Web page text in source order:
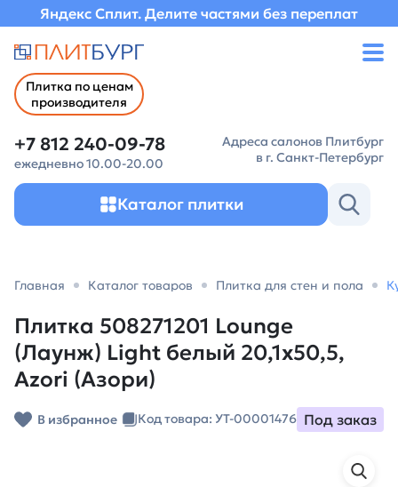
Яндекс Сплит. Делите частями без переплат
Плитка по ценам
производителя
+7 812 240-09-78
ежедневно 10.00-20.00
Адреса салонов Плитбург
в г. Санкт-Петербург
Каталог плитки
Главная Каталог товаров Плитка для стен и пола
Плитка 508271201 Lounge
(Лаунж) Light белый 20,1х50,5,
Azori (Азори)
В избранное Код товара: УТ-00001476 Под заказ